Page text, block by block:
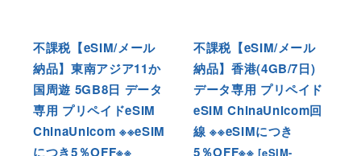
不課税【eSIM/メール
納品】東南アジア11か
国周遊 5GB8日 データ
専用 プリペイドeSIM
ChinaUnicom ※※eSIM
につき5％OFF※※
不課税【eSIM/メール
納品】香港(4GB/7日)
データ専用 プリペイド
eSIM ChinaUnicom回
線 ※※eSIMにつき
5％OFF※※ [eSIM-